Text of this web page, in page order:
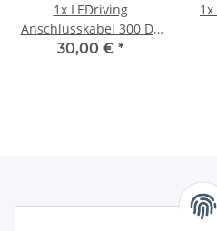
1x LEDriving
Anschlusskabel 300 DT
AX
30,00 € *
1x